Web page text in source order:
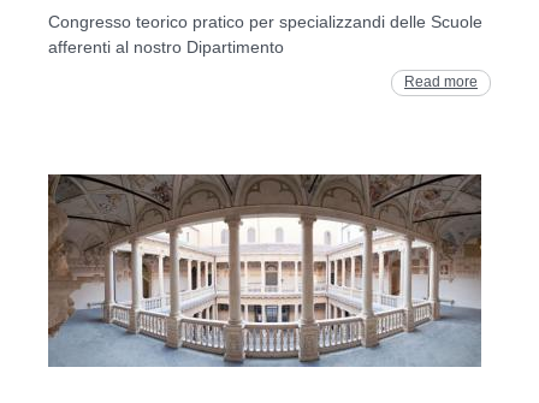
Congresso teorico pratico per specializzandi delle Scuole
afferenti al nostro Dipartimento
Read more